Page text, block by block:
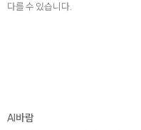
다를 수 있습니다.
AI바람